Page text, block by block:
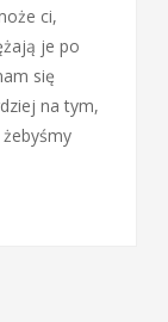
ci,
je po
się
na tym,